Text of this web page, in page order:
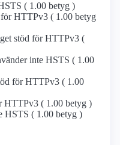
( 1.00 betyg )
HTTPv3 ( 1.00 betyg
stöd för HTTPv3 (
inte HSTS ( 1.00
för HTTPv3 ( 1.00
HTTPv3 ( 1.00 betyg )
HSTS ( 1.00 betyg )